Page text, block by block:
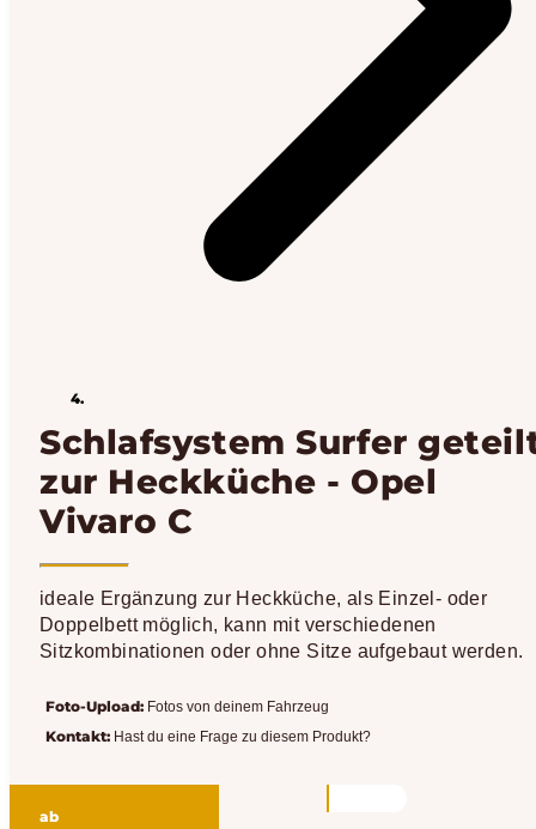
Schlafsystem Surfer
zur Heckküche - Opel
Vivaro C
ideale Ergänzung zur Heckküche, als Einzel- oder
Doppelbett möglich, kann mit verschiedenen
Sitzkombinationen oder ohne Sitze aufgebaut werden.
Foto-Upload: Fotos von deinem Fahrzeug
Kontakt: Hast du eine Frage zu diesem Produkt?
ab